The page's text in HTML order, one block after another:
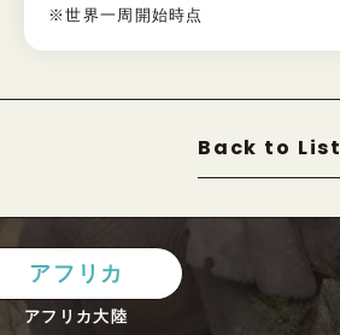
※世界一周開始時点
Back to List
アフリカ
アフリカ大陸